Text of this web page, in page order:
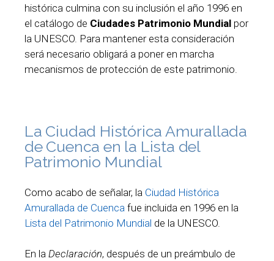
histórica culmina con su inclusión el año 1996 en
el catálogo de Ciudades Patrimonio Mundial por
la UNESCO. Para mantener esta consideración
será necesario obligará a poner en marcha
mecanismos de protección de este patrimonio.
La Ciudad Histórica Amurallada
de Cuenca en la Lista del
Patrimonio Mundial
Como acabo de señalar, la Ciudad Histórica
Amurallada de Cuenca fue incluida en 1996 en la
Lista del Patrimonio Mundial de la UNESCO.
En la Declaración, después de un preámbulo de